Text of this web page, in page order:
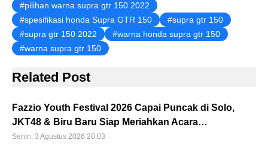
pilihan warna supra gtr 150 2022
spesifikasi honda Supra GTR 150
supra gtr 150
supra gtr 150 2022
warna honda supra gtr 150
warna supra gtr 150
Related Post
Fazzio Youth Festival 2026 Capai Puncak di Solo,
JKT48 & Biru Baru Siap Meriahkan Acara…
Senin, 3 Agustus 2026 20:03